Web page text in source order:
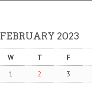
FEBRUARY 2023
W T F
1
2 3